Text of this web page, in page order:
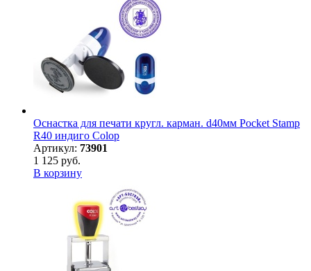
Оснастка для печати кругл. карман. d40мм Pocket Stamp
R40 индиго Colop
Артикул: 73901
1 125 руб.
В корзину